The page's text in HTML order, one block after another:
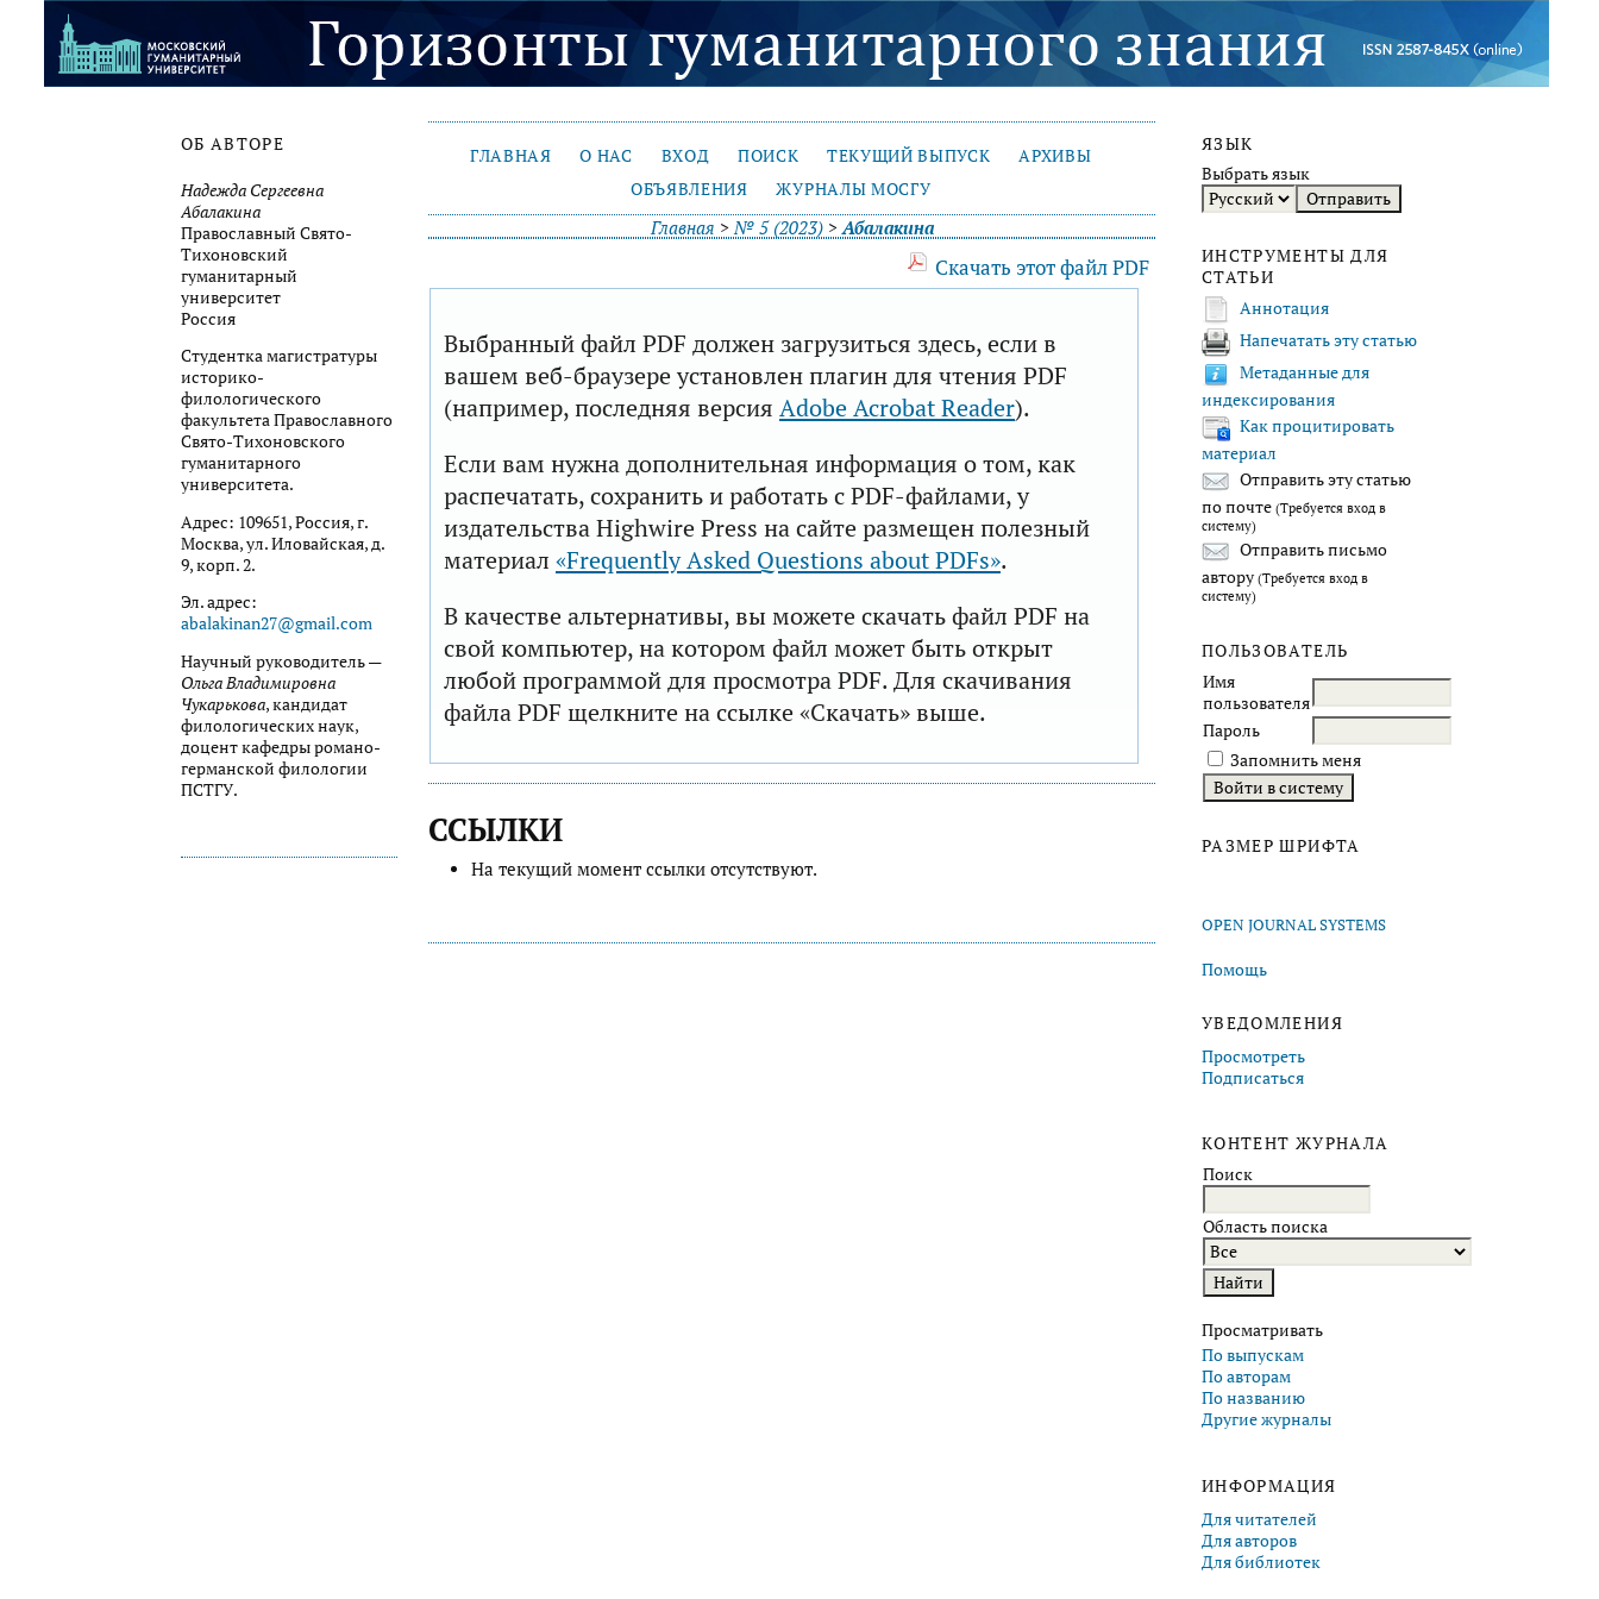
ОБ АВТОРЕ
Надежда Сергеевна
Абалакина
Православный Свято-
Тихоновский
гуманитарный
университет
Россия
Студентка магистратуры
историко-
филологического
факультета Православного
Свято-Тихоновского
гуманитарного
университета.
Адрес: 109651, Россия, г.
Москва, ул. Иловайская, д.
9, корп. 2.
Эл. адрес:
abalakinan27@gmail.com
Научный руководитель —
Ольга Владимировна
Чукарькова, кандидат
филологических наук,
доцент кафедры романо-
германской филологии
ПСТГУ.
ЯЗЫК
Выбрать язык
ИНСТРУМЕНТЫ ДЛЯ
СТАТЬИ
Аннотация
Напечатать эту статью
Метаданные для
индексирования
Как процитировать
материал
Отправить эту статью
по почте (Требуется вход в
систему)
Отправить письмо
автору (Требуется вход в
систему)
ПОЛЬЗОВАТЕЛЬ
Имя
пользователя
Пароль
Запомнить меня
РАЗМЕР ШРИФТА
OPEN JOURNAL SYSTEMS
Помощь
УВЕДОМЛЕНИЯ
Просмотреть
Подписаться
КОНТЕНТ ЖУРНАЛА
Поиск
Область поиска
Просматривать
По выпускам
По авторам
По названию
Другие журналы
ИНФОРМАЦИЯ
Для читателей
Для авторов
Для библиотек
ГЛАВНАЯ О НАС ВХОД ПОИСК ТЕКУЩИЙ ВЫПУСК
АРХИВЫ
ОБЪЯВЛЕНИЯ
ЖУРНАЛЫ МОСГУ
Главная >№ 5 (2023)>Абалакина
Скачать этот файл PDF
Выбранный файл PDF должен загрузиться здесь, если в
вашем веб-браузере установлен плагин для чтения PDF
(например, последняя версия Adobe Acrobat Reader).
Если вам нужна дополнительная информация о том, как
распечатать, сохранить и работать с PDF-файлами, у
издательства Highwire Press на сайте размещен полезный
материал «Frequently Asked Questions about PDFs».
В качестве альтернативы, вы можете скачать файл PDF на
свой компьютер, на котором файл может быть открыт
любой программой для просмотра PDF. Для скачивания
файла PDF щелкните на ссылке «Скачать» выше.
ССЫЛКИ
На текущий момент ссылки отсутствуют.